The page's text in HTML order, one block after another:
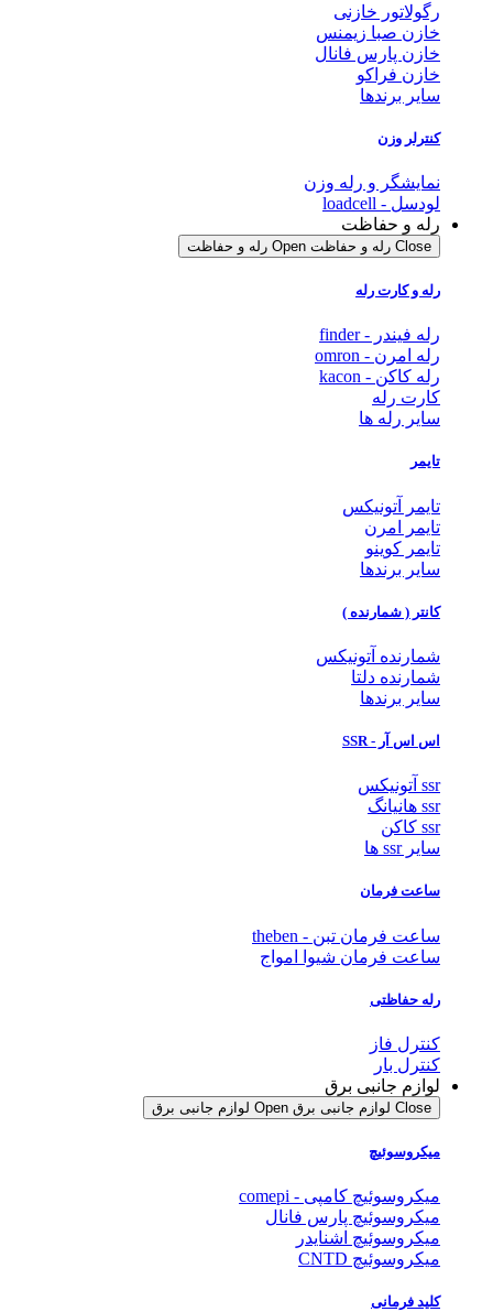
رگولاتور خازنی
خازن صبا زیمنس
خازن پارس فانال
خازن فراکو
سایر برندها
کنترلر وزن
نمایشگر و رله وزن
لودسل - loadcell
رله و حفاظت
Close رله و حفاظت Open رله و حفاظت
رله و کارت رله
رله فیندر - finder
رله امرن - omron
رله کاکن - kacon
کارت رله
سایر رله ها
تایمر
تایمر آتونیکس
تایمر امرن
تایمر کوینو
سایر برندها
کانتر ( شمارنده )
شمارنده آتونیکس
شمارنده دلتا
سایر برندها
اس اس آر - SSR
ssr آتونیکس
ssr هانیانگ
ssr کاکن
سایر ssr ها
ساعت فرمان
ساعت فرمان تبن - theben
ساعت فرمان شیوا امواج
رله حفاظتی
کنترل فاز
کنترل بار
لوازم جانبی برق
Close لوازم جانبی برق Open لوازم جانبی برق
میکروسوئیچ
میکروسوئیچ کامپی - comepi
میکروسوئیچ پارس فانال
میکروسوئیچ اشنایدر
میکروسوئیچ CNTD
کلید فرمانی